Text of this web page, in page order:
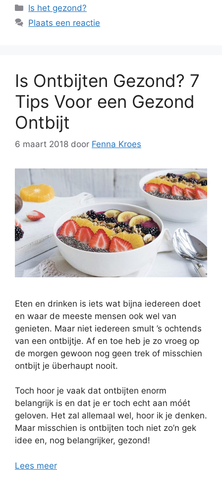
Categorieën
Is het gezond?
Plaats een reactie
Is Ontbijten Gezond? 7
Tips Voor een Gezond
Ontbijt
6 maart 2018 door Fenna Kroes
Eten en drinken is iets wat bijna iedereen doet
en waar de meeste mensen ook wel van
genieten. Maar niet iedereen smult ’s ochtends
van een ontbijtje. Af en toe heb je zo vroeg op
de morgen gewoon nog geen trek of misschien
ontbijt je überhaupt nooit.
Toch hoor je vaak dat ontbijten enorm
belangrijk is en dat je er toch echt aan móét
geloven. Het zal allemaal wel, hoor ik je denken.
Maar misschien is ontbijten toch niet zo’n gek
idee en, nog belangrijker, gezond!
Lees meer